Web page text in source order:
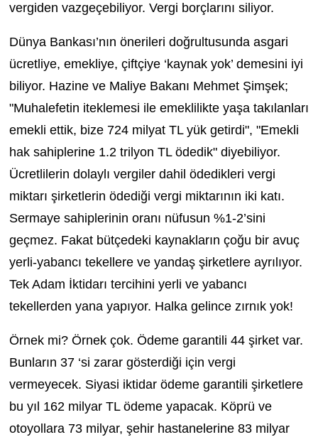
vergiden vazgeçebiliyor. Vergi borçlarını siliyor.
Dünya Bankası’nın önerileri doğrultusunda asgari
ücretliye, emekliye, çiftçiye ‘kaynak yok’ demesini iyi
biliyor. Hazine ve Maliye Bakanı Mehmet Şimşek;
"Muhalefetin iteklemesi ile emeklilikte yaşa takılanları
emekli ettik, bize 724 milyat TL yük getirdi", "Emekli
hak sahiplerine 1.2 trilyon TL ödedik" diyebiliyor.
Ücretlilerin dolaylı vergiler dahil ödedikleri vergi
miktarı şirketlerin ödediği vergi miktarının iki katı.
Sermaye sahiplerinin oranı nüfusun %1-2’sini
geçmez. Fakat bütçedeki kaynakların çoğu bir avuç
yerli-yabancı tekellere ve yandaş şirketlere ayrılıyor.
Tek Adam İktidarı tercihini yerli ve yabancı
tekellerden yana yapıyor. Halka gelince zırnık yok!
Örnek mi? Örnek çok. Ödeme garantili 44 şirket var.
Bunların 37 ‘si zarar gösterdiği için vergi
vermeyecek. Siyasi iktidar ödeme garantili şirketlere
bu yıl 162 milyar TL ödeme yapacak. Köprü ve
otoyollara 73 milyar, şehir hastanelerine 83 milyar